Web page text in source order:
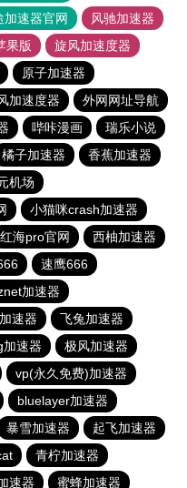
加速器官网
风驰加速器
果版
旋风加速度器
原子加速器
加速度器
外网网址导航
哔咔漫画
瑞乐小说
橘子加速器
香蕉加速器
机场
小猫咪crash加速器
红海pro官网
西柚加速器
速鹰666
加速器
速器
飞兔加速器
加速器
极风加速器
vp(永久免费)加速器
bluelayer加速器
暴雪加速器
起飞加速器
青柠加速器
速器 蜜蜂加速器